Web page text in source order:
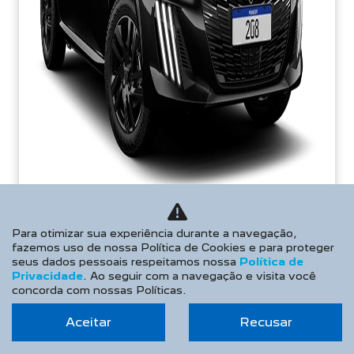
TAXA ZERO
PESSOA FÍSICA
De: R$ 106.990,00
R$ 96.990,00
Para otimizar sua experiência durante a navegação,
fazemos uso de nossa Política de Cookies e para proteger
seus dados pessoais respeitamos nossa Política de
Privacidade. Ao seguir com a navegação e visita você
concorda com nossas Políticas.
Aceitar Recusar